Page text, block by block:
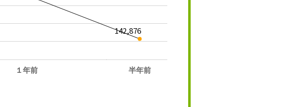
１年前 半年前
142,876